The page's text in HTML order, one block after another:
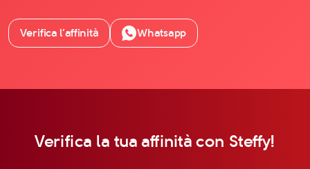
Verifica l’affinità Whatsapp
Verifica la tua affinità con Steffy!